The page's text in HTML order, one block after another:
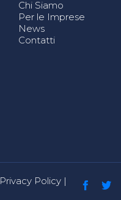
Chi Siamo
Per le Imprese
News
Contatti
Privacy Policy |